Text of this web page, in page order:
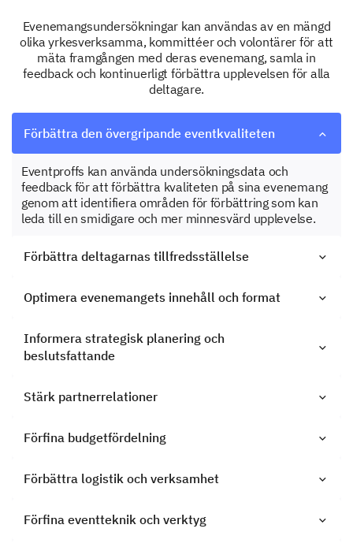
Evenemangsundersökningar kan användas av en mängd
olika yrkesverksamma, kommittéer och volontärer för att
mäta framgången med deras evenemang, samla in
feedback och kontinuerligt förbättra upplevelsen för alla
deltagare.
Förbättra den övergripande eventkvaliteten
Eventproffs kan använda undersökningsdata och
feedback för att förbättra kvaliteten på sina evenemang
genom att identifiera områden för förbättring som kan
leda till en smidigare och mer minnesvärd upplevelse.
Förbättra deltagarnas tillfredsställelse
Optimera evenemangets innehåll och format
Informera strategisk planering och
beslutsfattande
Stärk partnerrelationer
Förfina budgetfördelning
Förbättra logistik och verksamhet
Förfina eventteknik och verktyg